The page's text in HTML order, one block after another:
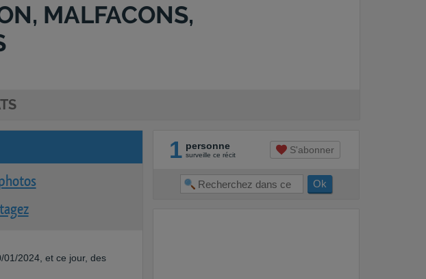
MALFACONS,
01/2024, et ce jour, des
1 personne
surveille ce récit S'abonner